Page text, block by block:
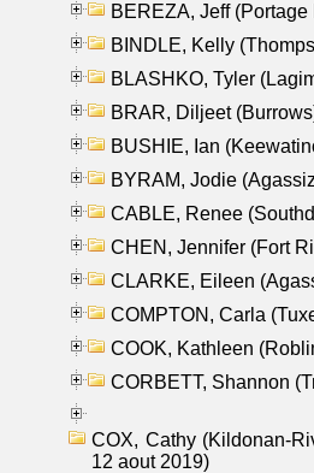
BEREZA, Jeff
BINDLE, Kelly
BLASHKO, Tyler
BRAR, Diljeet
BUSHIE, Ian
BYRAM, Jodie
CABLE, Renee
CHEN, Jennifer (Fort
CLARKE, Eileen
COMPTON, Carla
COOK, Kathleen
CORBETT, Shannon
COX, Cathy (Kildonan-
12 aout 2019)